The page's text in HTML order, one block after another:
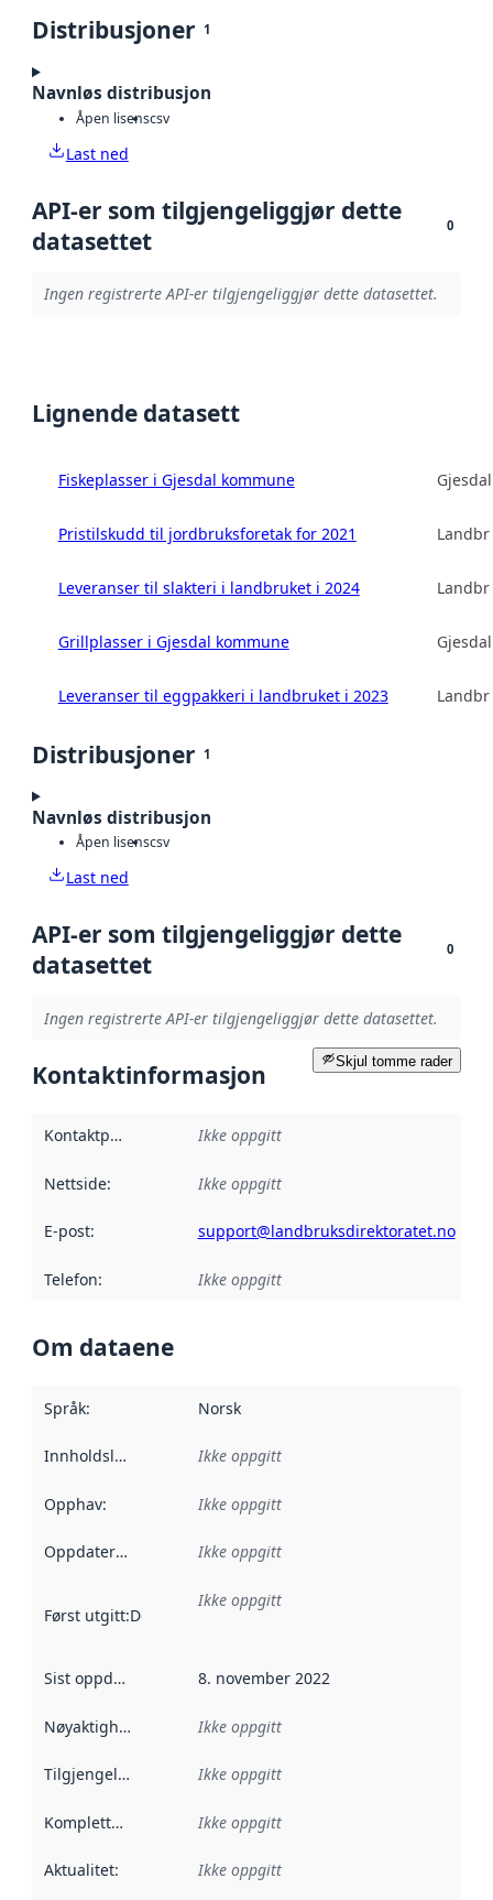
Distribusjoner 1
Navnløs distribusjon
Åpen lisenscsv
Last ned
API-er som tilgjengeliggjør dette
datasettet
0
Ingen registrerte API-er tilgjengeliggjør dette datasettet.
Lignende datasett
Fiskeplasser i Gjesdal kommune
Pristilskudd til jordbruksforetak for 2021
Leveranser til slakteri i landbruket i 2024
Grillplasser i Gjesdal kommune
Leveranser til eggpakkeri i landbruket i 2023
Distribusjoner 1
Navnløs distribusjon
Åpen lisenscsv
Last ned
API-er som tilgjengeliggjør dette
datasettet
0
Ingen registrerte API-er tilgjengeliggjør dette datasettet.
Skjul tomme rader
Kontaktinformasjon
Kontaktpunkt Ikke oppgitt
Nettside: Ikke oppgitt
E-post: support@landbruksdirektoratet.no
Telefon: Ikke oppgitt
Om dataene
Språk: Norsk
Innholdsleverandører :
Ikke oppgitt
Opphav: Ikke oppgitt
Oppdateringsfrekvens :
Ikke oppgitt
Først utgitt:Denne datoen sier når dataene i dette
Ikke oppgitt
Sist oppdatert 8. november 2022
Nøyaktighet Ikke oppgitt
Tilgjengelighet Ikke oppgitt
Kompletthet Ikke oppgitt
Aktualitet: Ikke oppgitt